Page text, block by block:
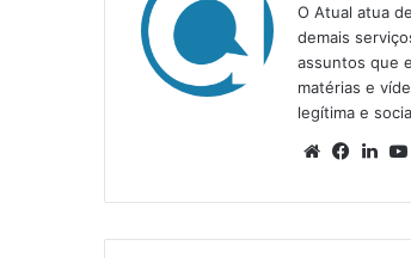
O Atual atua
demais
assuntos que
matérias e
legítima e
We
te
Fa
bo
ok
Lin
din